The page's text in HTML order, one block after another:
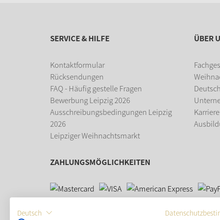
SERVICE & HILFE
Kontaktformular
Rücksendungen
FAQ - Häufig gestelle Fragen
Bewerbung Leipzig 2026
Ausschreibungsbedingungen Leipzig
2026
Leipziger Weihnachtsmarkt
ÜBER
Karriere
ZAHLUNGSMÖGLICHKEITEN
Deutsch